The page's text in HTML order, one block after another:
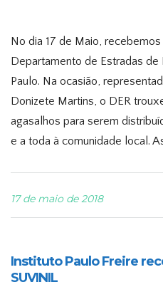
No dia 17 de Maio,
Departamento de Estradas
Paulo. Na ocasião,
Donizete Martins, o DER
agasalhos para serem
e a toda à comunidade local.
17 de maio de 2018
Instituto Paulo Freire
SUVINIL